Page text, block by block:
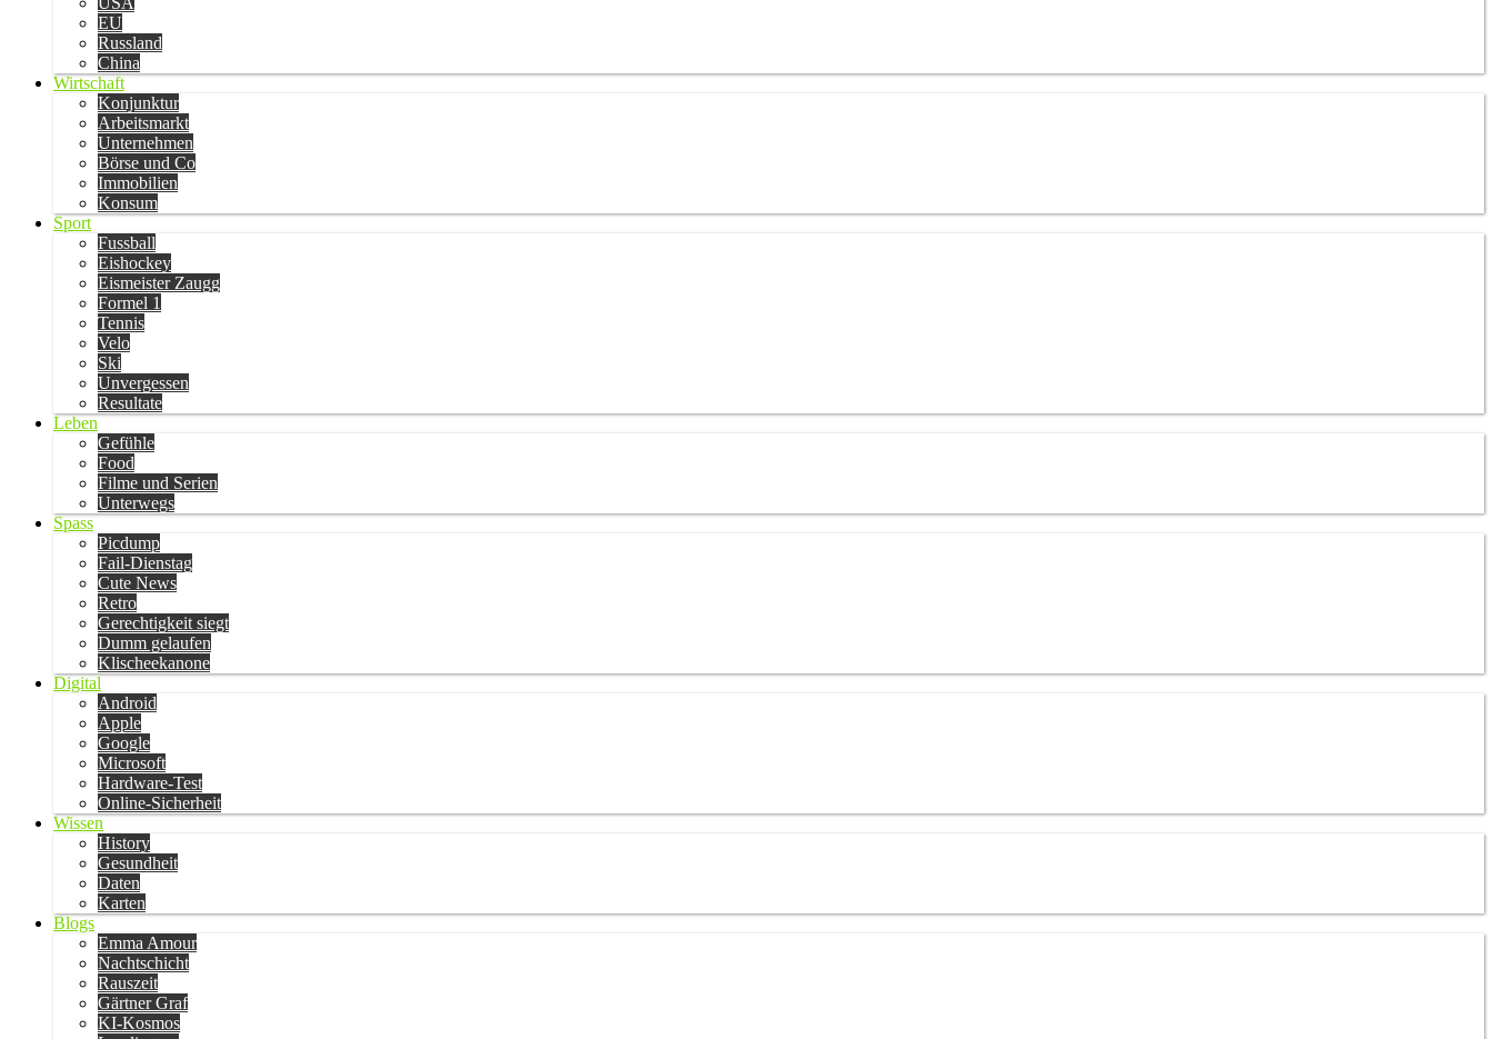
EU
Russland
China
Wirtschaft
Konjunktur
Arbeitsmarkt
Unternehmen
Börse und Co
Immobilien
Konsum
Sport
Fussball
Eishockey
Eismeister Zaugg
Formel 1
Tennis
Velo
Ski
Unvergessen
Resultate
Leben
Gefühle
Food
Filme und Serien
Unterwegs
Spass
Picdump
Fail-Dienstag
Cute News
Retro
Gerechtigkeit siegt
Dumm gelaufen
Klischeekanone
Digital
Android
Apple
Google
Microsoft
Hardware-Test
Online-Sicherheit
Wissen
History
Gesundheit
Daten
Karten
Blogs
Emma Amour
Nachtschicht
Rauszeit
Gärtner Graf
KI-Kosmos